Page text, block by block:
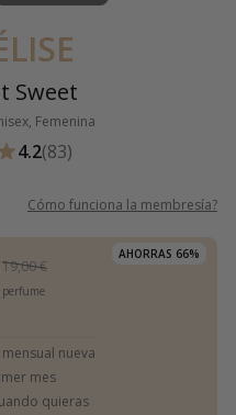
Sweet
Femenina
4.2(83)
Cómo funciona la membresía?
AHORRAS 66%
19,00 €
perfume
nueva
mes
quieras